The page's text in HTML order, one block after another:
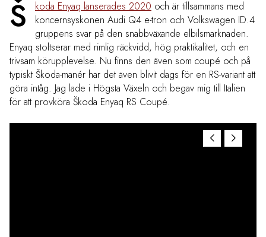
Š koda Enyaq lanserades 2020 och är tillsammans med
koncernsyskonen Audi Q4 e-tron och Volkswagen ID.4
gruppens svar på den snabbväxande elbilsmarknaden.
Enyaq stoltserar med rimlig räckvidd, hög praktikalitet, och en
trivsam körupplevelse. Nu finns den även som coupé och på
typiskt Škoda-manér har det även blivit dags för en RS-variant att
göra intåg. Jag lade i Högsta Växeln och begav mig till Italien
för att provköra Škoda Enyaq RS Coupé.